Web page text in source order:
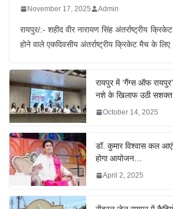
November 17, 2025 Admin
रायपुर/:- शहीद वीर नारायण सिंह अंतर्राष्ट्रीय
होने वाले एकदिवसीय अंतर्राष्ट्रीय क्रिकेट मैच के लिए
रायपुर में ‘गैंग्स ऑफ
नशे के खिलाफ उठी
October 14, 2025
डॉ. कुमार विश्वास कल
होगा आयोजन…
April 2, 2025